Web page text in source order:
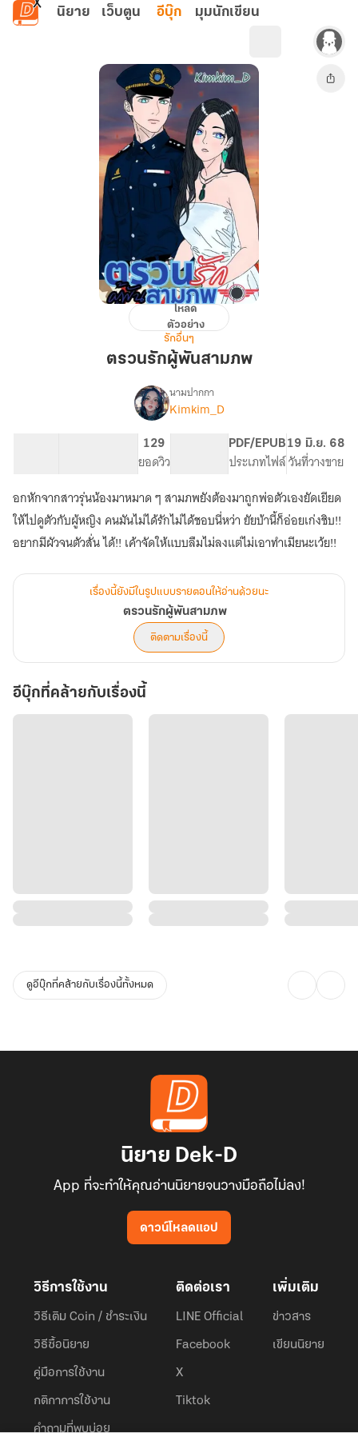
ข้ามไปยังเนื้อหาหลัก
นิยาย เว็บตูน อีบุ๊ก มุมนักเขียน
ตรวน
โหลด
ตัวอย่าง
รักอื่นๆ
ตรวนรักผู้พันสามภพ
เรื่อง
ภพ
นามปากกา
Kimkim_D
129
ยอดวิว
PDF/EPUB
ประเภทไฟล์
19 มิ.ย. 68
วันที่วางขาย
อกหักจากสาวรุ่นน้องมาหมาด ๆ สามภพยังต้องมาถูกพ่อตัวเองยัดเยียด
ให้ไปดูตัวกับผู้หญิง คนมันไม่ได้รักไม่ได้ชอบนี่หว่า ยัยบ้านี้ก็อ่อยเก่งชิบ!!
เรื่องนี้ยังมีในรูปแบบรายตอนให้อ่านด้วยนะ
ตรวนรักผู้พันสามภพ
ติดตามเรื่องนี้
อีบุ๊กที่คล้ายกับเรื่องนี้
ดูอีบุ๊กที่คล้ายกับเรื่องนี้ทั้งหมด
นิยาย Dek-D
App ที่จะทำให้คุณอ่านนิยายจนวางมือถือไม่ลง!
ดาวน์โหลดแอป
วิธีการใช้งาน
วิธีเติม Coin / ชำระเงิน
วิธีซื้อนิยาย
คู่มือการใช้งาน
กติกาการใช้งาน
คำถามที่พบบ่อย
ติดต่อเรา
LINE Official
Facebook
X
Tiktok
เพิ่มเติม
ข่าวสาร
เขียนนิยาย